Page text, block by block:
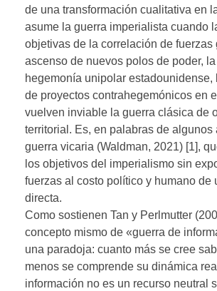
de una transformación cualitativa en
asume la guerra imperialista cuando
objetivas de la correlación de
ascenso de nuevos polos de poder,
hegemonía unipolar estadounidense,
de proyectos contrahegemónicos en
vuelven inviable la guerra clásica de
territorial. Es, en palabras de algunos
guerra vicaria (Waldman, 2021) [1],
los objetivos del imperialismo sin
fuerzas al costo político y humano de
directa.
Como sostienen Tan y Perlmutter
concepto mismo de «guerra de
una paradoja: cuanto más se cree
menos se comprende su dinámica
información no es un recurso neutral